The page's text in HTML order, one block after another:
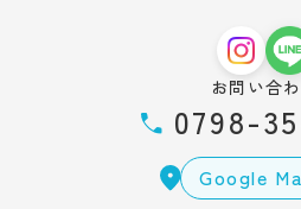
お問い合
0798-
Google